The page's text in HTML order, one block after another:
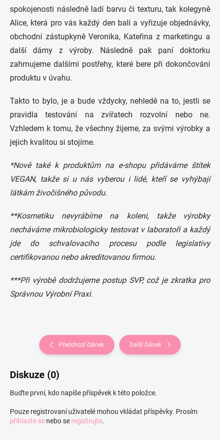
spokojenosti následně ladí barvu či texturu, tak kolegyně
Alice, která pro vás každý den balí a vyřizuje objednávky,
obchodní zástupkyně Veronika, Kateřina z marketingu a
další dámy z výroby. Následně pak paní doktorku
zahrnujeme dalšími postřehy, které bere při dokončování
produktu v úvahu.
Takto to bylo, je a bude vždycky, nehledě na to, jestli se
pravidla testování na zvířatech rozvolní nebo ne.
Vzhledem k tomu, že všechny žijeme, za svými výrobky a
jejich kvalitou si stojíme.
*Nově také k produktům na e-shopu přidáváme štítek
VEGAN, takže si u nás vyberou i lidé, kteří se vyhýbají
látkám živočišného původu.
**Kosmetiku nevyrábíme na koleni, takže výrobky
necháváme mikrobiologicky testovat v laboratoři a každý
jde do schvalovacího procesu podle legislativy
certifikovanou nebo akreditovanou firmou.
***Při výrobě dodržujeme postup SVP, což je zkratka pro
Správnou Výrobní Praxi.
Předchozí článek Další článek
Diskuze (0)
Buďte první, kdo napíše příspěvek k této položce.
Pouze registrovaní uživatelé mohou vkládat příspěvky. Prosím
přihlaste se nebo se registrujte.